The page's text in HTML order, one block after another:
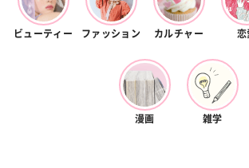
ビューティー ファッション カルチャー 恋
漫画 雑学